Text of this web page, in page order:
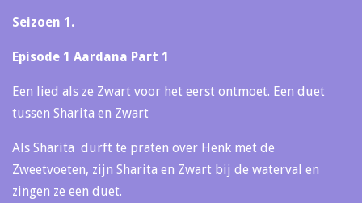
Seizoen 1.
Episode 1 Aardana Part 1
Een lied als ze Zwart voor het eerst ontmoet. Een duet
tussen Sharita en Zwart
Als Sharita durft te praten over Henk met de
Zweetvoeten, zijn Sharita en Zwart bij de waterval en
zingen ze een duet.